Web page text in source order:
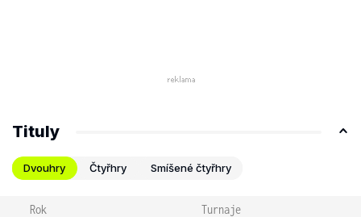
Tituly
Dvouhry Čtyřhry Smíšené čtyřhry
Rok Turnaje